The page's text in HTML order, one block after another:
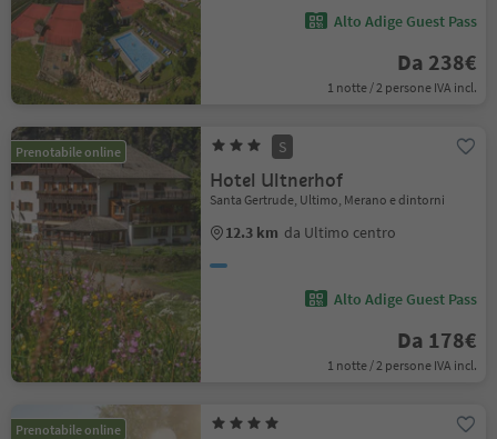
Alto Adige Guest Pass
Da 238€
1 notte / 2 persone IVA incl.
Prenotabile online S
Hotel Ultnerhof
Santa Gertrude, Ultimo, Merano e dintorni
12.3 km da Ultimo centro
Alto Adige Guest Pass
Da 178€
1 notte / 2 persone IVA incl.
Prenotabile online